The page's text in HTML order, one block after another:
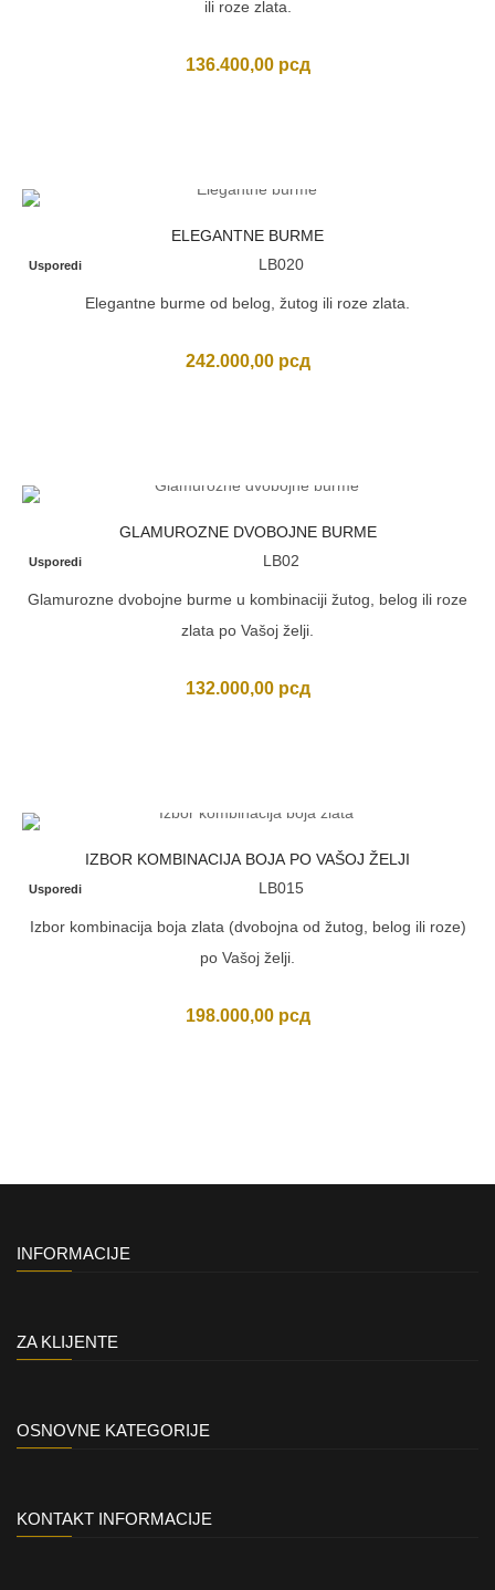
ili roze zlata.
136.400,00 рсд
ELEGANTNE BURME
Usporedi LB020
Elegantne burme od belog, žutog ili roze zlata.
242.000,00 рсд
GLAMUROZNE DVOBOJNE BURME
Usporedi LB02
Glamurozne dvobojne burme u kombinaciji žutog, belog ili roze
zlata po Vašoj želji.
132.000,00 рсд
IZBOR KOMBINACIJA BOJA PO VAŠOJ ŽELJI
Usporedi LB015
Izbor kombinacija boja zlata (dvobojna od žutog, belog ili roze)
po Vašoj želji.
198.000,00 рсд
INFORMACIJE
ZA KLIJENTE
OSNOVNE KATEGORIJE
KONTAKT INFORMACIJE